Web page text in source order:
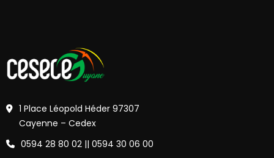
1 Place Léopold Héder 97307
Cayenne – Cedex
0594 28 80 02 || 0594 30 06 00